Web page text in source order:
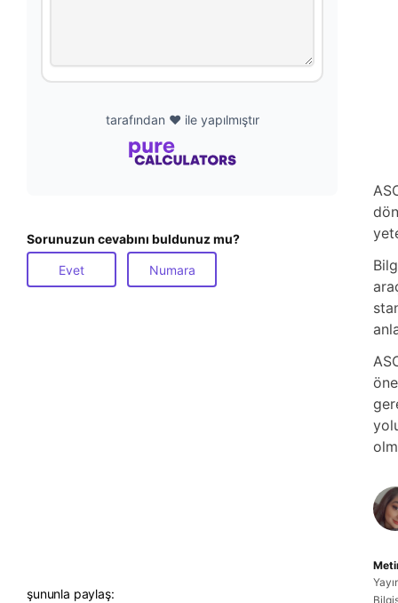
tarafından ❤️ ile yapılmıştır
Sorunuzun cevabını buldunuz mu?
Evet Numara
şununla paylaş: